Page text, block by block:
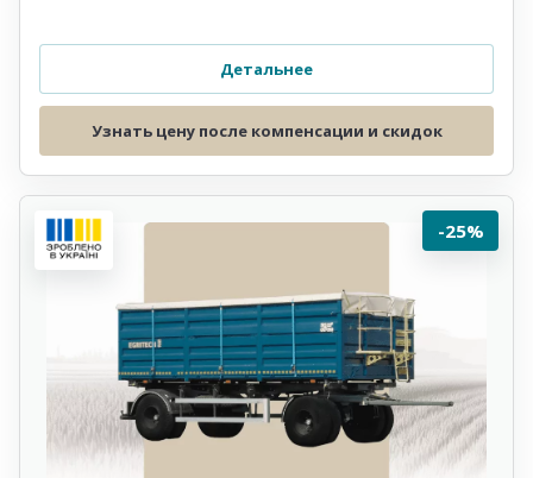
Детальнее
Узнать цену после компенсации и скидок
-25%